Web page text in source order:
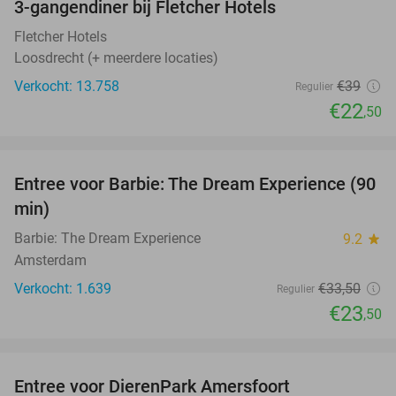
3-gangendiner bij Fletcher Hotels
Fletcher Hotels
Loosdrecht (+ meerdere locaties)
Verkocht: 13.758
Regulier €39
€22,50
30%
Entree voor Barbie: The Dream Experience (90
min)
Barbie: The Dream Experience 9.2 star
Amsterdam
Verkocht: 1.639
Regulier €33,50
€23,50
Entree voor DierenPark Amersfoort